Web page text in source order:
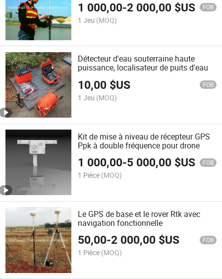
1 000,00-2 000,00 $US FOB
1 Jeu (MOQ)
Détecteur d'eau souterraine haute
puissance, localisateur de puits d'eau
10,00 $US FOB
1 Jeu (MOQ)
Kit de mise à niveau de récepteur GPS
Ppk à double fréquence pour drone
1 000,00-5 000,00 $US FOB
1 Pièce (MOQ)
Le GPS de base et le rover Rtk avec
navigation fonctionnelle
50,00-2 000,00 $US FOB
1 Pièce (MOQ)